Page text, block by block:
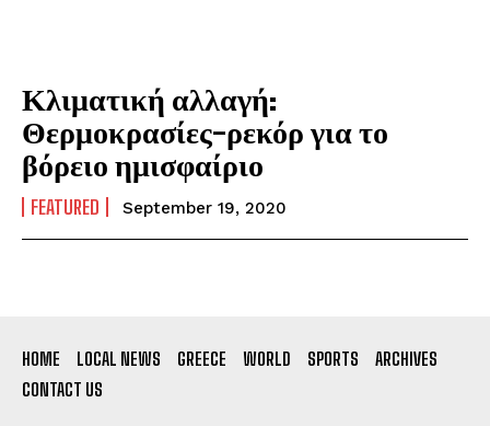
Κλιματική αλλαγή:
Θερμοκρασίες-ρεκόρ για το
βόρειο ημισφαίριο
FEATURED September 19, 2020
HOME LOCAL NEWS GREECE WORLD SPORTS
ARCHIVES
CONTACT US